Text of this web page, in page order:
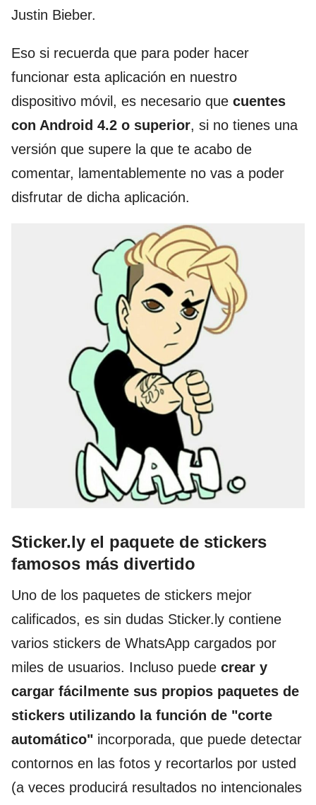
Justin Bieber.
Eso si recuerda que para poder hacer
funcionar esta aplicación en nuestro
dispositivo móvil, es necesario que cuentes
con Android 4.2 o superior, si no tienes una
versión que supere la que te acabo de
comentar, lamentablemente no vas a poder
disfrutar de dicha aplicación.
Sticker.ly el paquete de stickers
famosos más divertido
Uno de los paquetes de stickers mejor
calificados, es sin dudas Sticker.ly contiene
varios stickers de WhatsApp cargados por
miles de usuarios. Incluso puede crear y
cargar fácilmente sus propios paquetes de
stickers utilizando la función de "corte
automático" incorporada, que puede detectar
contornos en las fotos y recortarlos por usted
(a veces producirá resultados no intencionales